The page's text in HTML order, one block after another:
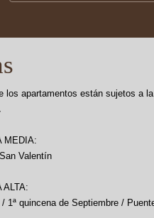
los apartamentos están sujetos a
MEDIA:
Valentín
ALTA:
1ª quincena de Septiembre /